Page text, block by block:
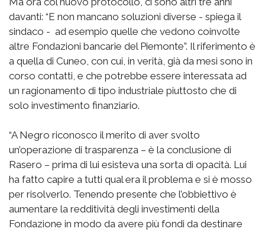
davanti: “E non mancano soluzioni diverse - spiega il
sindaco - ad esempio quelle che vedono coinvolte
altre Fondazioni bancarie del Piemonte”. Il riferimento è
a quella di Cuneo, con cui, in verità, già da mesi sono in
corso contatti, e che potrebbe essere interessata ad
un ragionamento di tipo industriale piuttosto che di
solo investimento finanziario.
“A Negro riconosco il merito di aver svolto
un’operazione di trasparenza – è la conclusione di
Rasero – prima di lui esisteva una sorta di opacità. Lui
ha fatto capire a tutti qual era il problema e si è mosso
per risolverlo. Tenendo presente che l’obbiettivo è
aumentare la redditività degli investimenti della
Fondazione in modo da avere più fondi da destinare